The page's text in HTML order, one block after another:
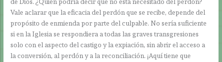
de Dios. ¿Quién podría decir que no está necesitado del perdón?
Vale aclarar que la eficacia del perdón que se recibe, depende del
propósito de enmienda por parte del culpable. No sería suficiente
si en la Iglesia se respondiera a todas las graves transgresiones
solo con el aspecto del castigo y la expiación, sin abrir el acceso a
la conversión, al perdón y a la reconciliación. ¡Aquí tiene que